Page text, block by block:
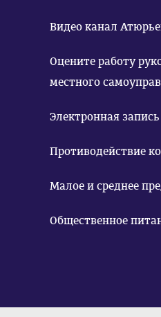
Видео канал
Оцените работу
местного
Электронная
Противодействие
Малое и среднее
Общественное